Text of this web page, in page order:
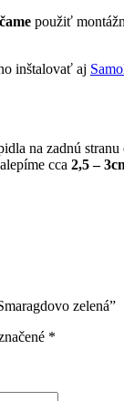
použiť
inštalovať aj
na zadnú
cca 2,5 –
zelená”
*